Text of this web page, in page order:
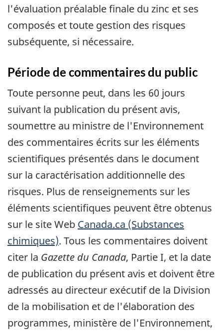
l'évaluation préalable finale du zinc et ses
composés et toute gestion des risques
subséquente, si nécessaire.
Période de commentaires du public
Toute personne peut, dans les 60 jours
suivant la publication du présent avis,
soumettre au ministre de l'Environnement
des commentaires écrits sur les éléments
scientifiques présentés dans le document
sur la caractérisation additionnelle des
risques. Plus de renseignements sur les
éléments scientifiques peuvent être obtenus
sur le site Web Canada.ca (Substances
chimiques). Tous les commentaires doivent
citer la Gazette du Canada, Partie I, et la date
de publication du présent avis et doivent être
adressés au directeur exécutif de la Division
de la mobilisation et de l'élaboration des
programmes, ministère de l'Environnement,